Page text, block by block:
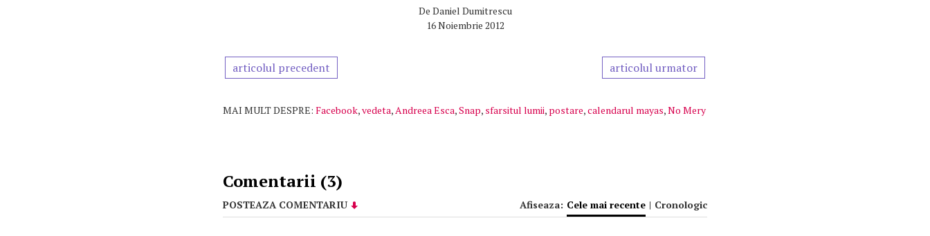
De Daniel Dumitrescu
16 Noiembrie 2012
articolul precedent articolul urmator
MAI MULT DESPRE: Facebook,vedeta,Andreea Esca,Snap, sfarsitul lumii, postare,calendarul mayas,No Mery
Comentarii (3)
POSTEAZA COMENTARIU Afiseaza: Cele mai recente | Cronologic